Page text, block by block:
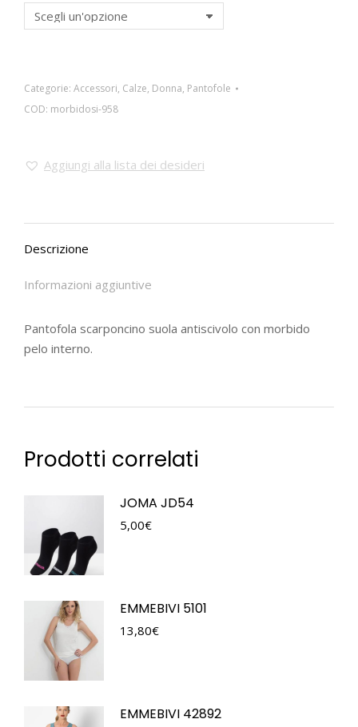
Categorie: Accessori, Calze, Donna, Pantofole
COD: morbidosi-958
Aggiungi alla lista dei desideri
Descrizione
Informazioni aggiuntive
Pantofola scarponcino suola antiscivolo con morbido
pelo interno.
Prodotti correlati
JOMA JD54
5,00€
EMMEBIVI 5101
13,80€
EMMEBIVI 42892